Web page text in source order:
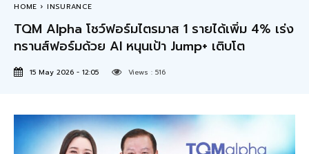
HOME INSURANCE
TQM Alpha โชว์ฟอร์มไตรมาส 1 รายได้เพิ่ม 4% เร่ง
ทรานส์ฟอร์มด้วย AI หนุนเป้า Jump+ เติบโต
15 May 2026 - 12:05 Views : 516